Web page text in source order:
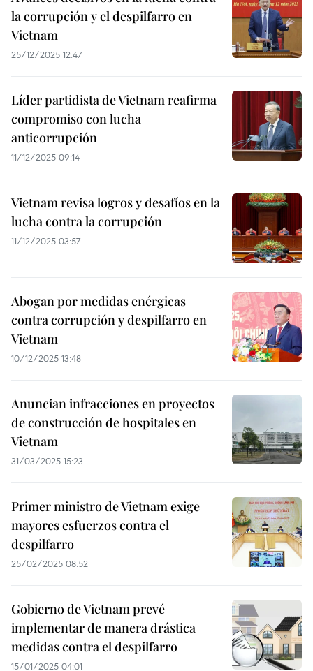
la corrupción y el despilfarro en
Vietnam
25/12/2025 12:47
Líder partidista de Vietnam reafirma
compromiso con lucha
anticorrupción
11/12/2025 09:14
Vietnam revisa logros y desafíos en la
lucha contra la corrupción
11/12/2025 03:57
Abogan por medidas enérgicas
contra corrupción y despilfarro en
Vietnam
10/12/2025 13:48
Anuncian infracciones en proyectos
de construcción de hospitales en
Vietnam
31/03/2025 15:23
Primer ministro de Vietnam exige
mayores esfuerzos contra el
despilfarro
25/02/2025 08:52
Gobierno de Vietnam prevé
implementar de manera drástica
medidas contra el despilfarro
15/01/2025 04:01